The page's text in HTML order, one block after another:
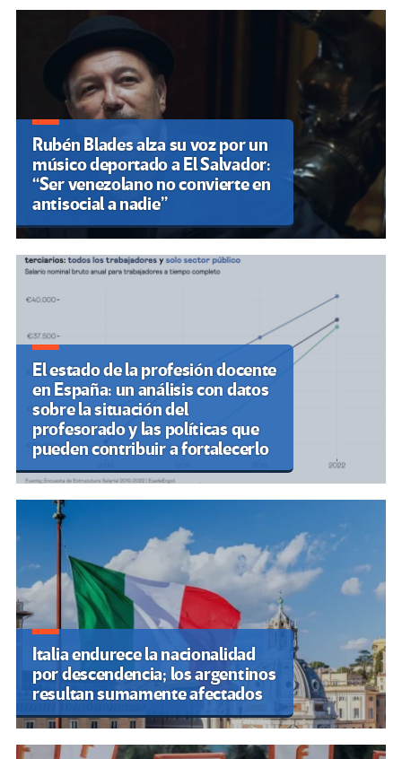
Rubén Blades alza su voz por un
músico deportado a El Salvador:
“Ser venezolano no convierte en
antisocial a nadie”
El estado de la profesión docente
en España: un análisis con datos
sobre la situación del
profesorado y las políticas que
pueden contribuir a fortalecerlo
Italia endurece la nacionalidad
por descendencia; los argentinos
resultan sumamente afectados